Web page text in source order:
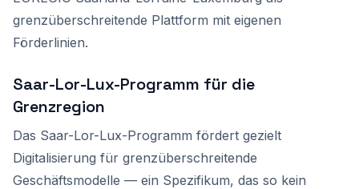
grenzüberschreitende Plattform mit eigenen
Förderlinien.
Saar-Lor-Lux-Programm für die
Grenzregion
Das Saar-Lor-Lux-Programm fördert gezielt
Digitalisierung für grenzüberschreitende
Geschäftsmodelle — ein Spezifikum, das so kein